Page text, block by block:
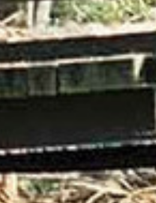
die ausgewählten
des Benutzers
Informationen anonym.
helfen uns zu verstehen, wie
Website nutzen.